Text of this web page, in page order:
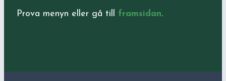
Prova menyn eller gå till framsidan.